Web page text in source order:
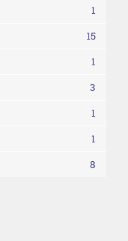
1
15
1
3
1
1
8